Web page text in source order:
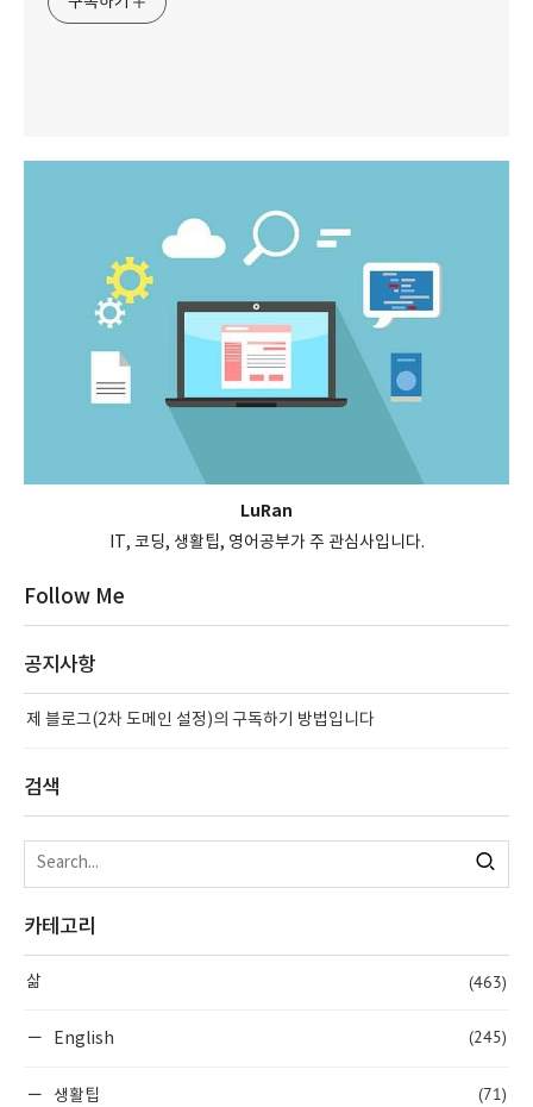
LuRan
IT, 코딩, 생활팁, 영어공부가 주 관심사입니다.
Follow Me
공지사항
제 블로그(2차 도메인 설정)의 구독하기 방법입니다
검색
카테고리
삶 (463)
English (245)
생활팁 (71)